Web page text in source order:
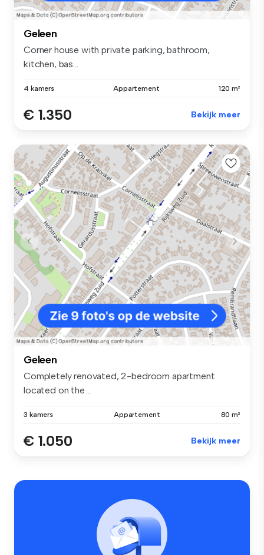
Geleen
Corner house with private parking, bathroom,
kitchen, bas...
4 kamers Appartement 120 m²
€ 1.350 Bekijk meer
Geleen
Completely renovated, 2-bedroom apartment
located on the ...
3 kamers Appartement 80 m²
€ 1.050 Bekijk meer